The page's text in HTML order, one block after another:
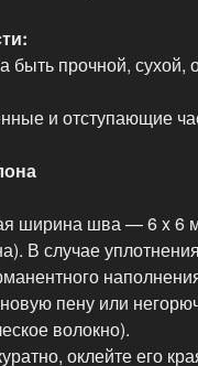
быть прочной, сухой,
и отступающие
ширина шва — 6 x 6
В случае
пену или
волокно).
оклейте его